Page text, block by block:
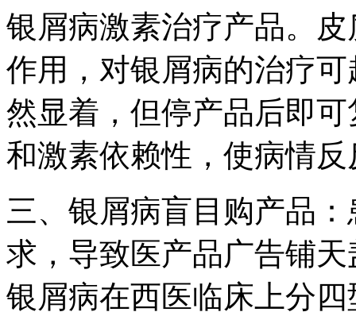
银屑病激素治疗产品。
作用，对银屑病的治疗
然显着，但停产品后即
和激素依赖性，使病情
三、银屑病盲目购产品
求，导致医产品广告铺
银屑病在西医临床上分